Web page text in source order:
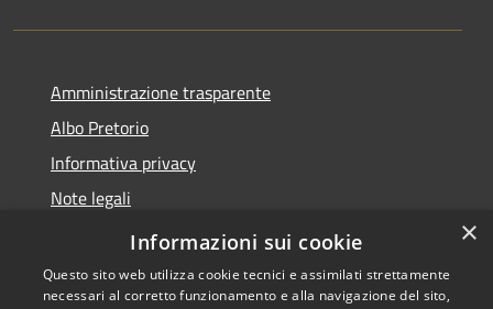
Amministrazione trasparente
Albo Pretorio
Informativa privacy
Note legali
Dichiarazione di accessibilità
×
Informazioni sui cookie
Questo sito web utilizza cookie tecnici e assimilati strettamente
necessari al corretto funzionamento e alla navigazione del sito,